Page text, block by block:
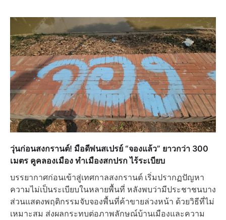
วุ่นก่อนสงกรานต์! มือดีพ่นสเปรย์ “จองแล้ว” ยาวกว่า 300
เมตร คูคลองเมือง ทำเมืองสกปรก ไร้ระเบียบ
บรรยากาศก่อนเข้าสู่เทศกาลสงกรานต์ เริ่มปรากฏปัญหา
ความไม่เป็นระเบียบในหลายพื้นที่ หลังพบว่ามีประชาชนบาง
ส่วนแสดงพฤติกรรมจับจองพื้นที่ค้าขายล่วงหน้า ด้วยวิธีที่ไม่
เหมาะสม ส่งผลกระทบต่อภาพลักษณ์บ้านเมืองและความ